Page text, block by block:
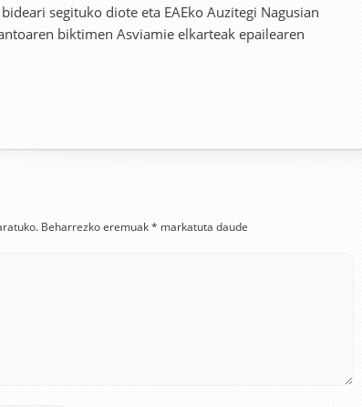
segituko diote eta EAEko Auzitegi Nagusian
biktimen Asviamie elkarteak epailearen
Beharrezko eremuak* markatuta daude